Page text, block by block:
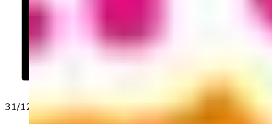
31/12/2022